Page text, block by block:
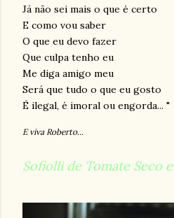
Já não sei mais o que é certo
E como vou saber
O que eu devo fazer
Que culpa tenho eu
Me diga amigo meu
Será que tudo o que eu gosto
É ilegal, é imoral ou engorda... "
E viva Roberto...
Sofiolli de Tomate Seco